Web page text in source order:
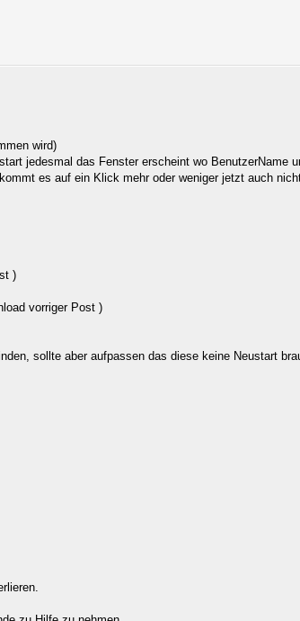
wird)
jedesmal das Fenster erscheint wo BenutzerName
es auf ein Klick mehr oder weniger jetzt auch
)
vorriger Post )
sollte aber aufpassen das diese keine Neustart